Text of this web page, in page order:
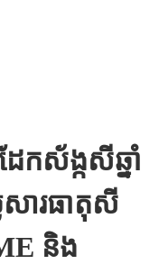
ែកស័ង្កសីឆ្នាំ
សារធាតុសី
និង